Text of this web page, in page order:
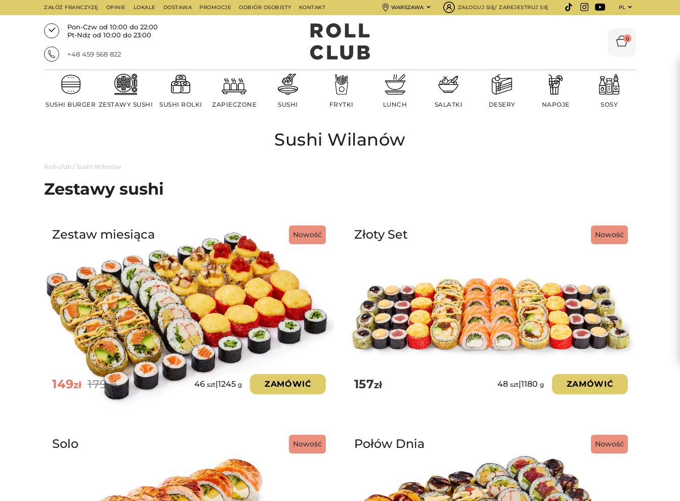
ZAŁÓŻ FRANCZYZĘ OPINIE LOKALE DOSTAWA PROMOCJE ODBIÓR OSOBISTY KONTAKT WARSZAWA ZAŁOGUJ SIĘ/ ZAREJESTRUJ SIĘ PL
Pon-Czw od 10:00 do 22:00
Pt-Ndz od 10:00 do 23:00
+48 459 568 822
0
SUSHI BURGER ZESTAWY SUSHI SUSHI ROLKI ZAPIECZONE SUSHI FRYTKI LUNCH SALATKI DESERY NAPOJE SOSY
Sushi Wilanów
Roll-club / Sushi Wilanów
Zestawy sushi
Nowość
Zestaw miesiąca
179zł
149zł 46szt|1245g ZAMÓWIĆ
Nowość
Złoty Set
157zł 48 szt|1180 g ZAMÓWIĆ
Nowość
Solo Nowość
Połów Dnia